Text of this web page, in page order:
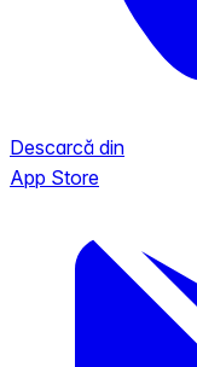
Descarcă din
App Store